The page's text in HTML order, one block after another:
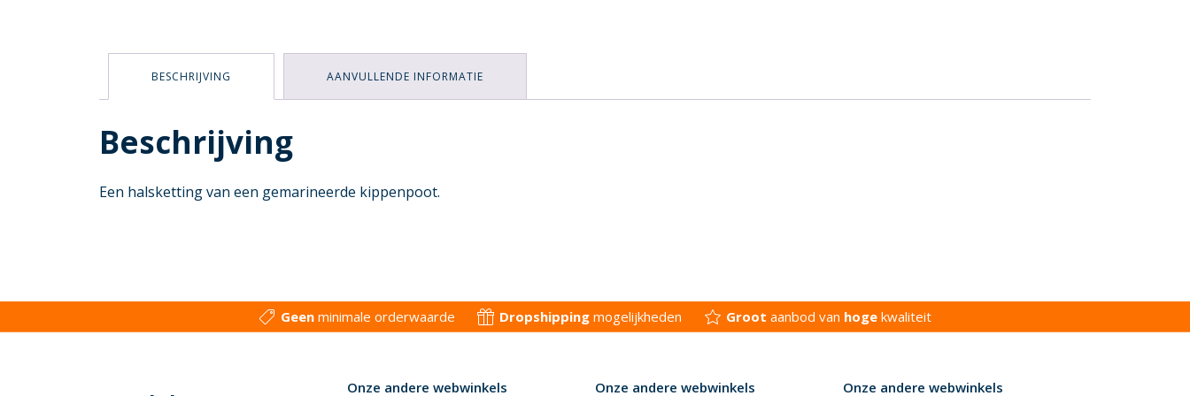
BESCHRIJVING AANVULLENDE INFORMATIE
Beschrijving
Een halsketting van een gemarineerde kippenpoot.
Geen minimale orderwaarde Dropshipping mogelijkheden Groot aanbod van hoge kwaliteit
Onze andere webwinkels Onze andere webwinkels Onze andere webwinkels